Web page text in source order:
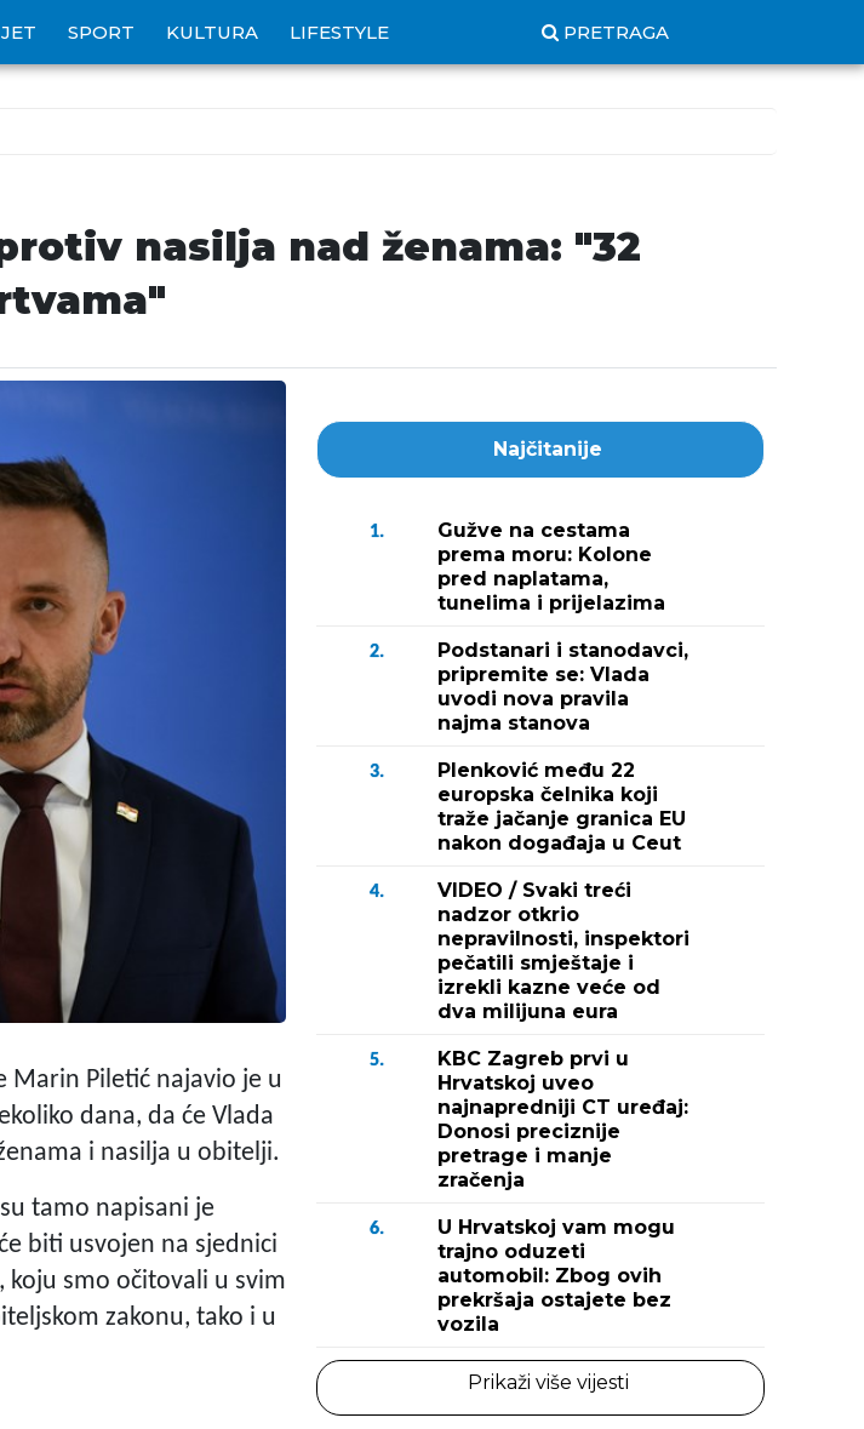
SPORT KULTURA LIFESTYLE PRETRAGA
nasilja nad ženama: "32
Marin Piletić najavio je u
dana, da će Vlada
i nasilja u obitelji.
tamo napisani je
biti usvojen na sjednici
smo očitovali u svim
zakonu, tako i u
Najčitanije
1.
Gužve na cestama
prema moru: Kolone
pred naplatama,
tunelima i prijelazima
2.
Podstanari i stanodavci,
pripremite se: Vlada
uvodi nova pravila
najma stanova
3.
Plenković među 22
europska čelnika koji
traže jačanje granica EU
nakon događaja u Ceut
4.
VIDEO / Svaki treći
nadzor otkrio
nepravilnosti, inspektori
pečatili smještaje i
izrekli kazne veće od
dva milijuna eura
5.
KBC Zagreb prvi u
Hrvatskoj uveo
najnapredniji CT uređaj:
Donosi preciznije
pretrage i manje
zračenja
6.
U Hrvatskoj vam mogu
trajno oduzeti
automobil: Zbog ovih
prekršaja ostajete bez
vozila
Prikaži više vijesti